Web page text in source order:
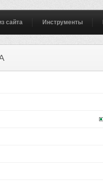
сайта Инструменты